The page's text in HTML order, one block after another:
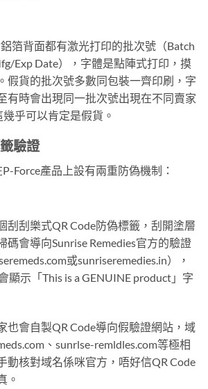
箔背面都有激光打印的批次號（Batch
Exp Date），字體是點陣式打印，摸
假貨的批次號多數同包裝一齊印刷，字
有時會出現同一批次號出現在不同賣家
乎可以肯定是假貨。
驗證
P-Force產品上設有兩重防偽機制：
刮刮樂式QR Code防偽標籤，刮開塗層
碼會導向Sunrise Remedies官方的驗證
或sunriseremedies.in），
顯示「This is a GENUINE product」字
也會自製QR Code導向假驗證網站，域
、sunrlse-remldles.com等極相
動核對域名係咪官方，唔好信QR Code
。